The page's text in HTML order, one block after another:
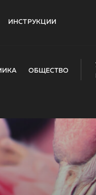
ИНСТРУКЦИИ
ОБЩЕСТВО